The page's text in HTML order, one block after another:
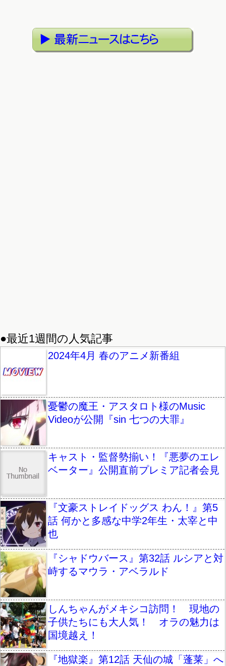
●最近1週間の人気記事
2024年4月 春のアニメ新番組
憂鬱の魔王・アスタロト様のMusic
Videoが公開『sin 七つの大罪』
キャスト・監督勢揃い！『悪夢のエレ
ベーター』公開直前プレミア記者会見
『文豪ストレイドッグス わん！』第5
話 何かと多感な中学2年生・太宰と中
也
『シャドウバース』第32話 ルシアと対
峙するマウラ・アベラルド
しんちゃんがメキシコ訪問！ 現地の
子供たちにも大人気！ オラの魅力は
国境越え！
『地獄楽』第12話 天仙の城「蓬莱」へ